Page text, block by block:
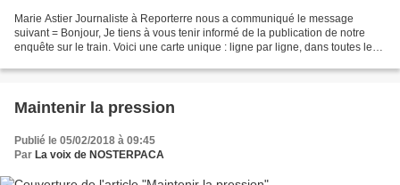
Marie Astier Journaliste à Reporterre nous a communiqué le message
suivant = Bonjour, Je tiens à vous tenir informé de la publication de notre
enquête sur le train. Voici une carte unique : ligne par ligne, dans toutes les
Maintenir la pression
Publié le 05/02/2018 à 09:45
Par La voix de NOSTERPACA